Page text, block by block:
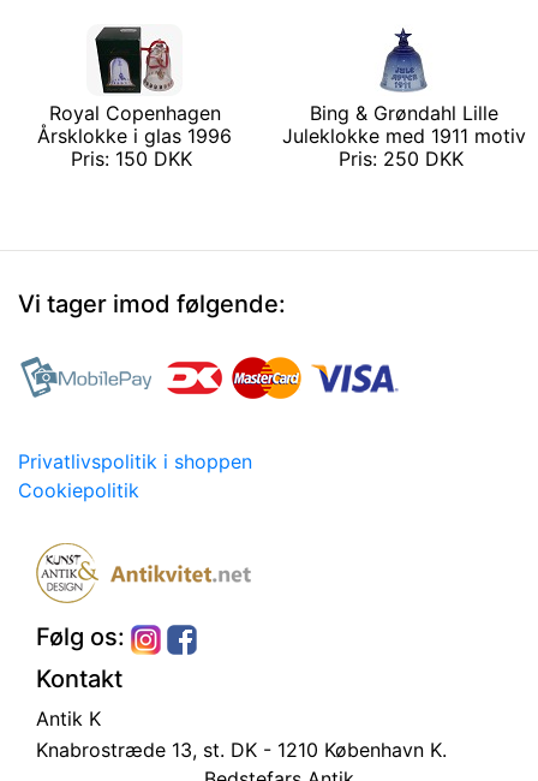
Royal Copenhagen
Årsklokke i glas 1996
Pris: 150 DKK
Bing & Grøndahl Lille
Juleklokke med 1911 motiv
Pris: 250 DKK
Vi tager imod følgende:
Privatlivspolitik i shoppen
Cookiepolitik
Følg os:
Kontakt
Antik K
Knabrostræde 13, st. DK - 1210 København K.